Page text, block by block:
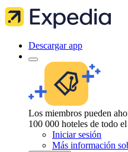
Descargar app
Los miembros pueden
100 000 hoteles de todo
Iniciar sesión
Más información